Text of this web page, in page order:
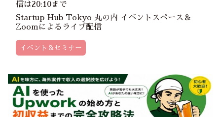
信は20:10まで
Startup Hub Tokyo 丸の内 イベントスペース＆
Zoomによるライブ配信
イベント＆セミナー